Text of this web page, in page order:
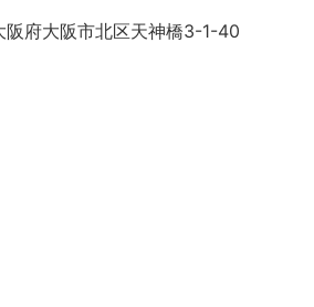
阪府大阪市北区天神橋3-1-40